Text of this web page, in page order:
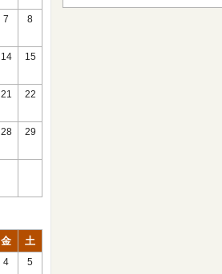
7 8
14 15
21 22
28 29
金 土
4 5